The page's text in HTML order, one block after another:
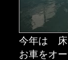
今年は 床
お車をオ